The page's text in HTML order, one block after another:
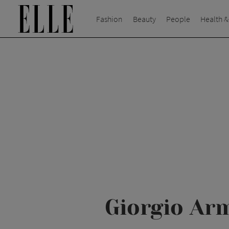
Fashion Beauty People Health
Giorgio